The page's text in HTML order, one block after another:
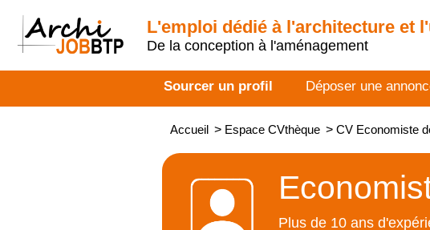
L'emploi dédié à l'architecture et
De la conception à l'aménagement
Sourcer un profil Déposer une
Accueil > Espace CVthèque > CV Economiste
Plus de 10 ans